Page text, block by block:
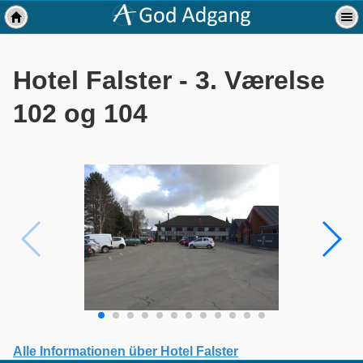
Hotel Falster - 3. Værelse
102 og 104
Alle Informationen über Hotel Falster